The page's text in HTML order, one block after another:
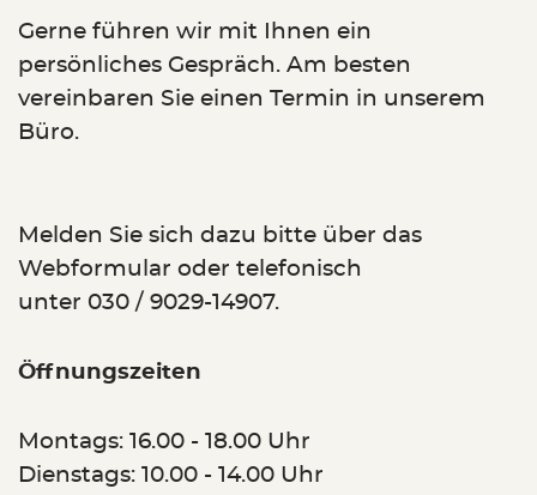
Gerne führen wir mit Ihnen ein
persönliches Gespräch. Am besten
vereinbaren Sie einen Termin in unserem
Büro.
Melden Sie sich dazu bitte über das
Webformular oder telefonisch
unter 030 / 9029-14907.
Öffnungszeiten
Montags: 16.00 - 18.00 Uhr
Dienstags: 10.00 - 14.00 Uhr